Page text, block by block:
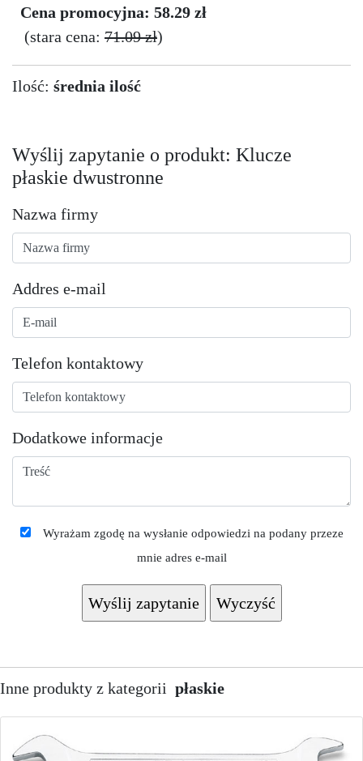
Cena promocyjna: 58.29 zł
(stara cena: 71.09 zł)
Ilość: średnia ilość
Wyślij zapytanie o produkt: Klucze
płaskie dwustronne
Nazwa firmy
Addres e-mail
Telefon kontaktowy
Dodatkowe informacje
Wyrażam zgodę na wysłanie odpowiedzi na podany przeze
mnie adres e-mail
Inne produkty z kategorii płaskie